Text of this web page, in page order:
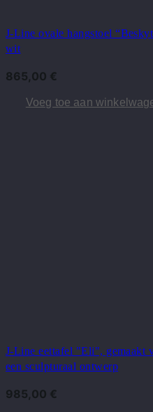
J-Line ovale hangstoel
wit
865,00 €
Voeg toe aan
J-Line eettafel "Eli", gemaakt
een sculpturaal ontwerp
985,00 €